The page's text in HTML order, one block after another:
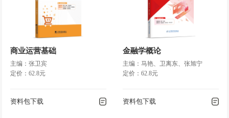
财政收入结构
税收原理
第一节 税收的概念与特征
第二节 税收的职能
第三节 税收原则
第八章 税收制度
商业运营基础
主编：张卫宾
定价：62.8元
资料包下载
金融学概论
主编：马艳、卫离东、张旭宁
定价：62.8元
资料包下载